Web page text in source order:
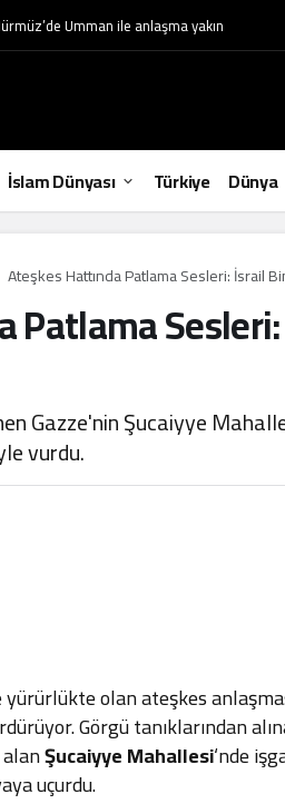
Umman ile anlaşma yakın
İslam Dünyası Türkiye Dünya
Ateşkes Hattında Patlama Sesleri: İsrail
Patlama
Gazze'nin Şucaiyye
vurdu.
yürürlükte olan ateşkes
Görgü tanıklarından
alanŞucaiyye Mahallesi‘nde
uçurdu.